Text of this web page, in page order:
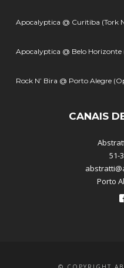
Apocalyptica @ Curitiba (Tork
Apocalyptica @ Belo Horizonte
Rock N’ Bira @ Porto Alegre
CANAIS
51-
Porto